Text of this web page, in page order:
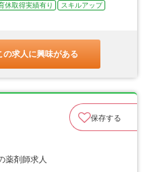
休取得実績有り
スキルアップ
の求人に興味がある
保存する
薬剤師求人